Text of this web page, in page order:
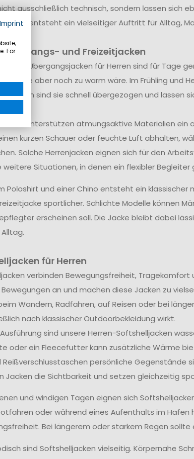
ausschließlich technisch, sondern lassen sich
So entsteht ein vielseitiger Auftritt für Alltag,
Übergangs- und Freizeitjacken
Übergangsjacken für Herren sind für Tage
Jacke aber noch zu warm wäre. Im Frühling und
sind sie schnell übergezogen und lassen
Modell unterstützen atmungsaktive Materialien
kurzen Schauer oder feuchte Luft abhalten,
Solche Herrenjacken eignen sich für den
weitere Situationen, in denen ein flexibler
Poloshirt und einer Chino entsteht ein klassischer
sportlicher. Schlichte Modelle können
erscheinen soll. Die Jacke bleibt dabei
für Herren
verbinden Bewegungsfreiheit,
an und machen diese Jacken zu
Wandern, Radfahren, auf Reisen oder bei
nach klassischer Outdoorbekleidung wirkt.
sind unsere Herren-Softshelljacken
oder ein Fleecefutter kann zusätzliche Wärme
Reißverschlusstaschen persönliche Gegenstände
Jacken die Sichtbarkeit und setzen gleichzeitig
und windigen Tagen eignen sich
oder während eines Aufenthalts im Hafen
Bei längerem oder starkem Regen
sind Softshelljacken vielseitig. Körpernahe
Imprint
For